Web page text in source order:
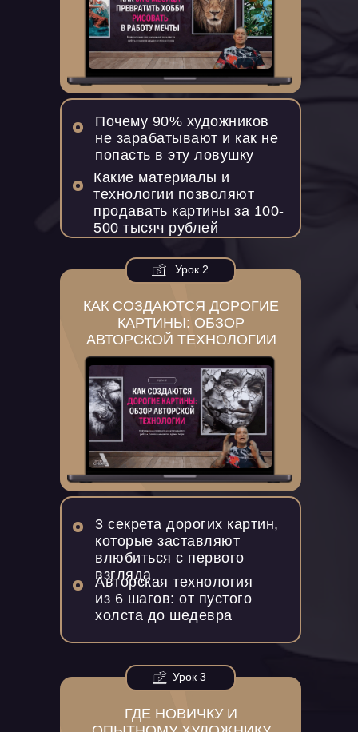
Какие материалы и
технологии позволяют
продавать картины за 100-
500 тысяч рублей
Почему 90% художников
не зарабатывают и как не
попасть в эту ловушку
ГДЕ НОВИЧКУ И
Урок 3
Авторская технология
из 6 шагов: от пустого
холста до шедевра
3 секрета дорогих картин,
которые заставляют
влюбиться с первого
взгляда
КАК СОЗДАЮТСЯ ДОРОГИЕ
КАРТИНЫ: ОБЗОР
АВТОРСКОЙ ТЕХНОЛОГИИ
Урок 2